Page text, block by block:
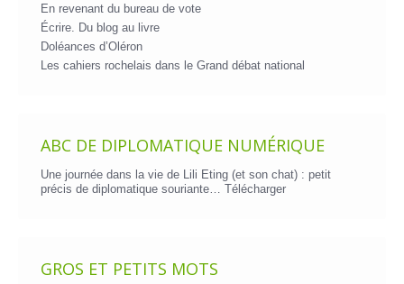
En revenant du bureau de vote
Écrire. Du blog au livre
Doléances d’Oléron
Les cahiers rochelais dans le Grand débat national
ABC DE DIPLOMATIQUE NUMÉRIQUE
Une journée dans la vie de Lili Eting (et son chat) : petit
précis de diplomatique souriante… Télécharger
GROS ET PETITS MOTS